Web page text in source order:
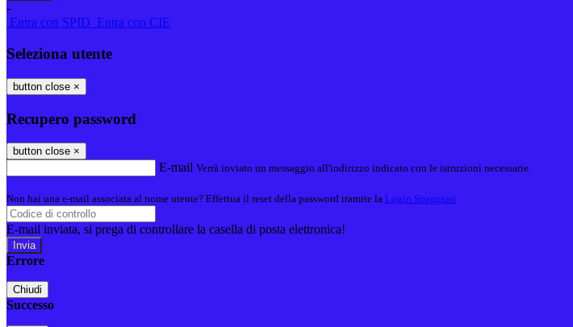
-
Entra con SPID Entra con CIE
Seleziona utente
button close ×
Recupero password
button close ×
E-mail Verrà inviato un messaggio all'indirizzo indicato con le istruzioni necessarie.
Non hai una e-mail associata al nome utente? Effettua il reset della password tramite la Login Spaggiari
E-mail inviata, si prega di controllare la casella di posta elettronica!
Errore
Chiudi
Successo